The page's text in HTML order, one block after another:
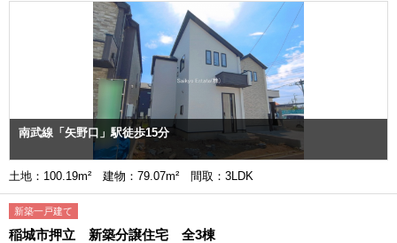
南武線「矢野口」駅徒歩15分
土地：100.19m² 建物：79.07m² 間取：3LDK
新築一戸建て
稲城市押立 新築分譲住宅 全3棟